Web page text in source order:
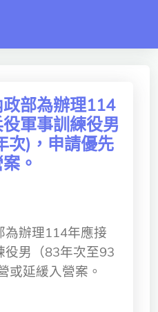
switch
政部為辦理114
軍事訓練役男
次)，申請優先
。
為辦理114年應接
役男（83年次至93
或延緩入營案。